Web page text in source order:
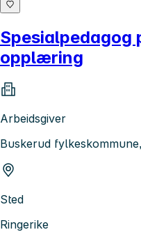
Spesialpedagog
opplæring
Arbeidsgiver
Buskerud
Sted
Ringerike